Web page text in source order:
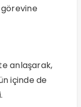
görevine
anlaşarak,
içinde de